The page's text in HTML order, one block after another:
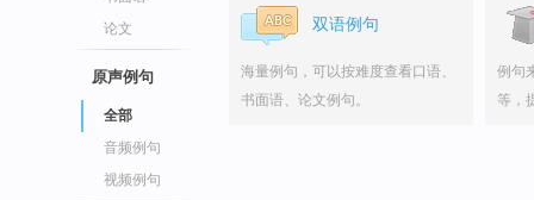
论文
原声例句
全部
音频例句
视频例句
双语例句
海量例句，可以按难度查看口语、
书面语、论文例句。
例句
等，